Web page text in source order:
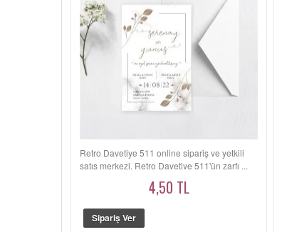
Retro Davetiye 511 online sipariş ve yetkili
satış merkezi. Retro Davetiye 511'ün zarfı ...
4,50 TL